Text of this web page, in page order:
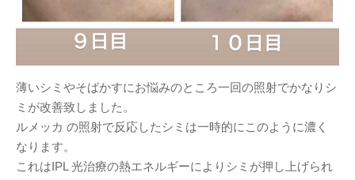
薄いシミやそばかすにお悩みのところ一回の照射でかなりシ
ミが改善致しました。
ルメッカ の照射で反応したシミは一時的にこのように濃く
なります。
これはIPL 光治療の熱エネルギーによりシミが押し上げられ